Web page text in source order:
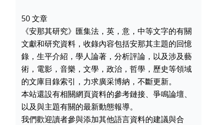
50 文章
《安那其研究》匯集法，英，意，中等文字的有關
文獻和研究資料，收錄內容包括安那其主題的回憶
錄，生平介紹，學人論著，分析評論，以及涉及藝
術，電影，音樂，文學，政治，哲學，歷史等領域
的文庫目錄索引，力求廣采博納，不斷更新。
本站還設有相關網頁資料的參考鏈接、爭鳴論壇、
以及與主題有關的最新動態報導。
我們歡迎讀者參與添加其他語言資料的建議與合